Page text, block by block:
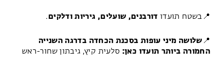
📍בשטח תועדו דורבנים, שועלים, גיריות ודלקים.
📍 שלושה מיני עופות בסכנת הכחדה בדרגה השנייה
החמורה ביותר תועדו כאן: סלעית קיץ, גיבתון שחור-ראש